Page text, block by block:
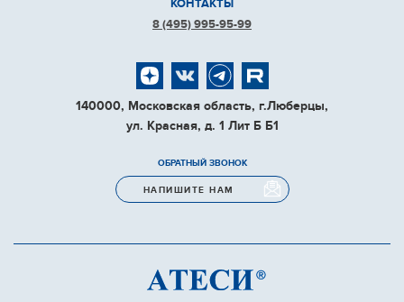
КОНТАКТЫ
8 (495) 995-95-99
140000, Московская область, г.Люберцы,
ул. Красная, д. 1 Лит Б Б1
ОБРАТНЫЙ ЗВОНОК
НАПИШИТЕ НАМ